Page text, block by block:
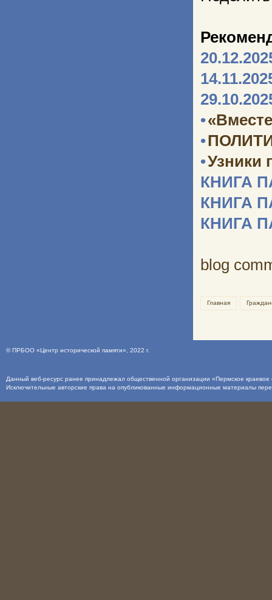
•
•
•Узники
КНИГА
КНИГА
КНИГА
blog
Главная
©ПРБОО «Центр исторической памяти» , 2022 г.
Данный веб-ресурс ранее принадлежал общественной организации «Пермское
Исключительные авторские права на опубликованные информационные материалы